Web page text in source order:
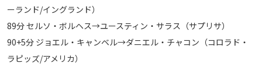
ーランド/イングランド）
89分 セルソ・ボルヘス→ユースティン・サラス（サプリサ）
90+5分 ジョエル・キャンベル→ダニエル・チャコン（コロラド・
ラピッズ/アメリカ）